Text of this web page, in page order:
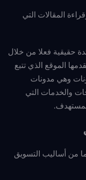
المقالات التي
حقيقية فعلا من خلال
الموقع الذي تتبع
وهي مدونات
والخدمات التي
من أساليب التسويق